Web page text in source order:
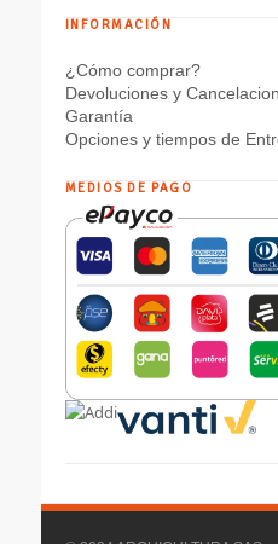
INFORMACIÓN
¿Cómo comprar?
Devoluciones y
Garantía
Opciones y tiempos de
MEDIOS DE PAGO